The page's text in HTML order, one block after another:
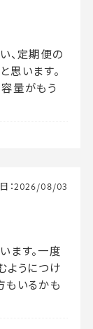
、定期便の
思います。
量がもう
：2026/08/03
ます。一度
ようにつけ
もいるかも